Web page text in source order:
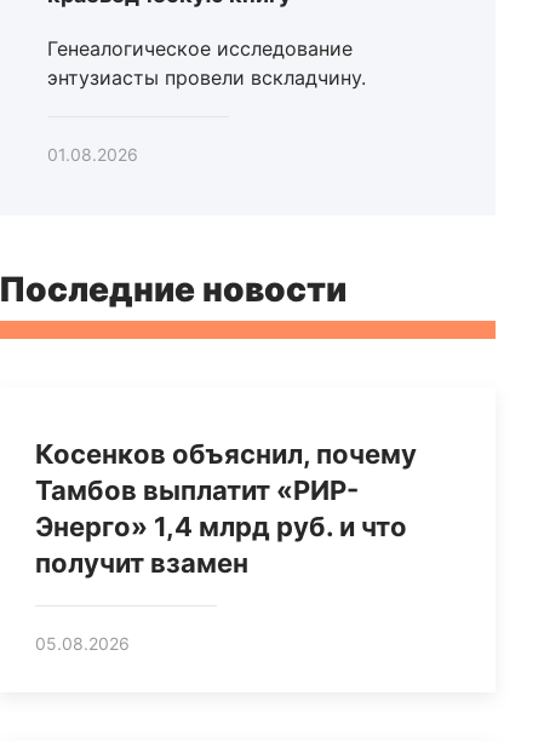
Генеалогическое исследование
энтузиасты провели вскладчину.
01.08.2026
Последние новости
Косенков объяснил, почему
Тамбов выплатит «РИР-
Энерго» 1,4 млрд руб. и что
получит взамен
05.08.2026